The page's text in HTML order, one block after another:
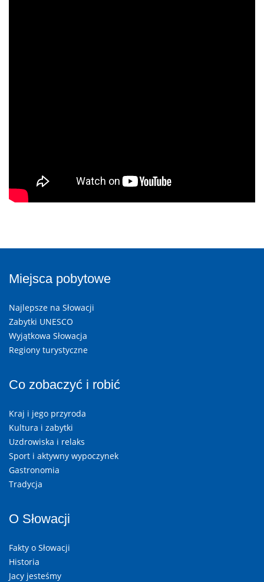
Miejsca pobytowe
Najlepsze na Słowacji
Zabytki UNESCO
Wyjątkowa Słowacja
Regiony turystyczne
Co zobaczyć i robić
Kraj i jego przyroda
Kultura i zabytki
Uzdrowiska i relaks
Sport i aktywny wypoczynek
Gastronomia
Tradycja
O Słowacji
Fakty o Słowacji
Historia
Jacy jesteśmy